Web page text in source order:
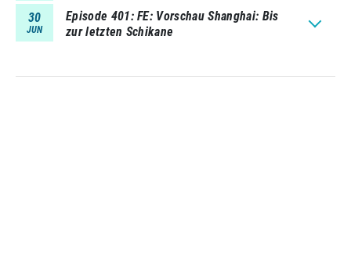
30
JUN
Episode 401 FE: Vorschau Shanghai: Bis
zur letzten Schikane